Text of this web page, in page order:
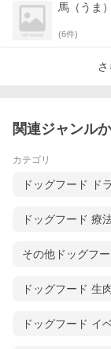
馬（うま）
(6件)
関連ジャンル
カテゴリ
ドッグフード ド
ドッグフード 療
その他ドッグフー
ドッグフード 生
ドッグフード イ